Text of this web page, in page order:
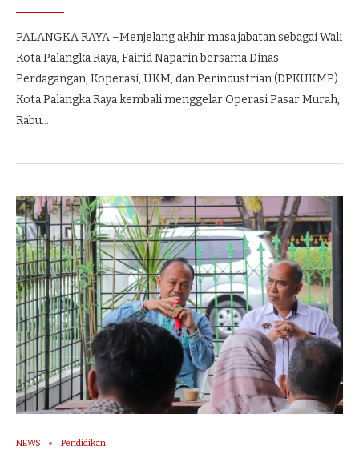
PALANGKA RAYA –Menjelang akhir masa jabatan sebagai Wali
Kota Palangka Raya, Fairid Naparin bersama Dinas
Perdagangan, Koperasi, UKM, dan Perindustrian (DPKUKMP)
Kota Palangka Raya kembali menggelar Operasi Pasar Murah,
Rabu…
NEWS Pendidikan